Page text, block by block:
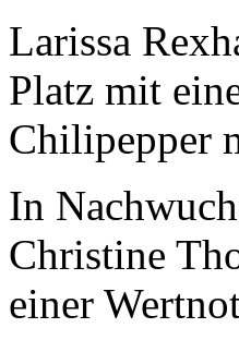
Larissa
Platz mit
Chilipepper
In
Christine
einer